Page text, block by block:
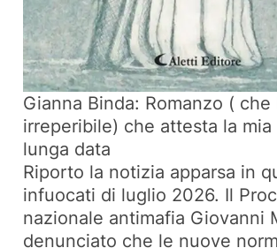
Gianna Binda: Romanzo (
irreperibile) che attesta la
lunga data
Riporto la notizia apparsa in
infuocati di luglio 2026. Il
nazionale antimafia Giovanni
denunciato che le nuove